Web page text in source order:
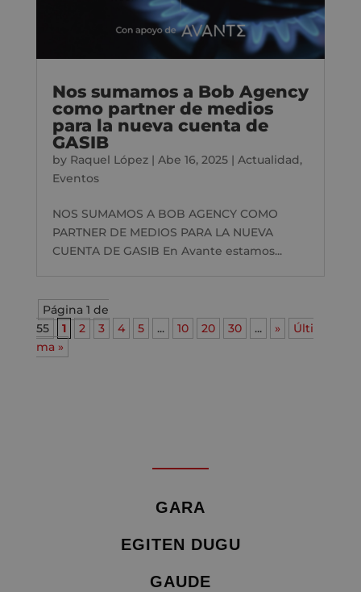
Nos sumamos a Bob Agency
como partner de medios
para la nueva cuenta de
GASIB
by Raquel López| Abe 16, 2025| Actualidad,
Eventos
NOS SUMAMOS A BOB AGENCY COMO
PARTNER DE MEDIOS PARA LA NUEVA
CUENTA DE GASIB En Avante estamos...
Página 1 de
55
1 2 3 4 5 ... 10 20 30 ... »
Últi
ma »
GARA
EGITEN DUGU
GAUDE